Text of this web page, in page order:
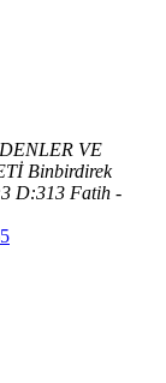
VE
Binbirdirek
D:313 Fatih -